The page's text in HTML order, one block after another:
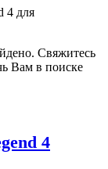
4 для
Свяжитесь
Вам в поиске
4